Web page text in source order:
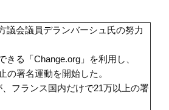
議会議員デランバーシュ氏の努力
る「Change.org」を利用し、
の署名運動を開始した。
フランス国内だけで21万以上の署